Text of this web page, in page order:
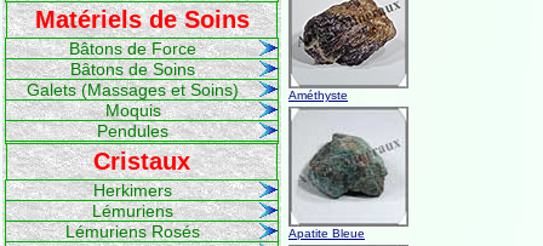
Matériels de Soins
Bâtons de Force
Bâtons de Soins
Galets (Massages et Soins)
Moquis
Pendules
Cristaux
Herkimers
Lémuriens
Lémuriens Rosés
Améthyste
Apatite Bleue